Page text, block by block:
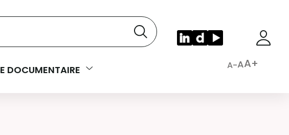
DOCUMENTAIRE A-AA+